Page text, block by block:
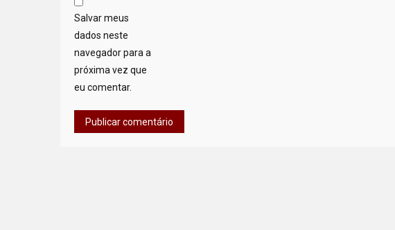
Salvar meus
dados neste
navegador para a
próxima vez que
eu comentar.